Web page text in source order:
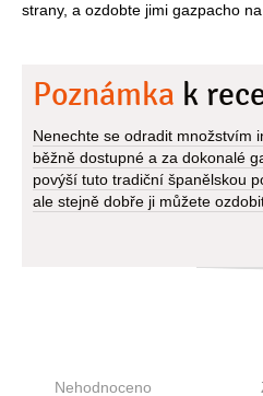
strany, a ozdobte jimi gazpacho
Poznámka k
Nenechte se odradit množstvím
běžně dostupné a za dokonalé
povýší tuto tradiční španělskou
ale stejně dobře ji můžete
Nehodnoceno